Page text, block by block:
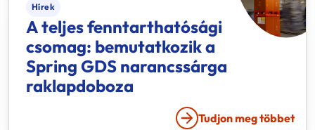
Hírek
A teljes fenntarthatósági
csomag: bemutatkozik a
Spring GDS narancssárga
raklapdoboza
Tudjon meg többet